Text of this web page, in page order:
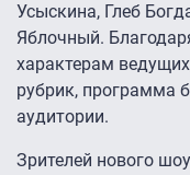
Усыскина, Глеб
Яблочный.
характерам
рубрик, программа
аудитории.
Зрителей нового